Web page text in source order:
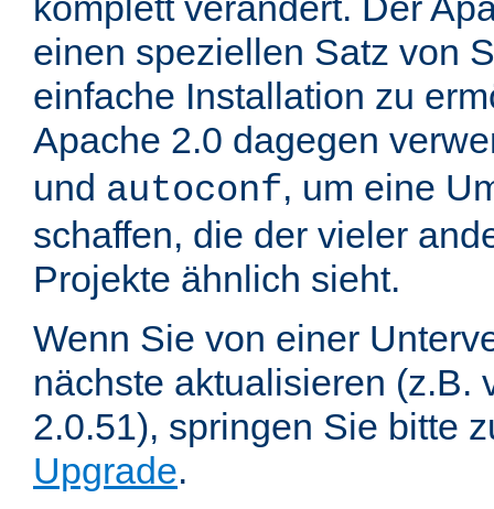
einen speziellen Satz von
einfache Installation zu
Apache 2.0 dagegen
und autoconf, um eine
schaffen, die der vieler
Projekte ähnlich sieht.
Wenn Sie von einer
nächste aktualisieren (z.B.
2.0.51), springen Sie bitte
Upgrade.